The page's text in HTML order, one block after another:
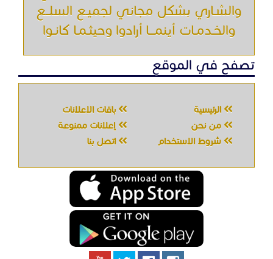
والشـاري بشكل مجاني لجميـع السلــع
والخـدمـات أينمـــا أرادوا وحيثـمـا كانـوا
تصفح في الموقع
الرئيسية
باقات الإعلانات
من نحن
إعلانات ممنوعة
شروط الاستخدام
اتصل بنا